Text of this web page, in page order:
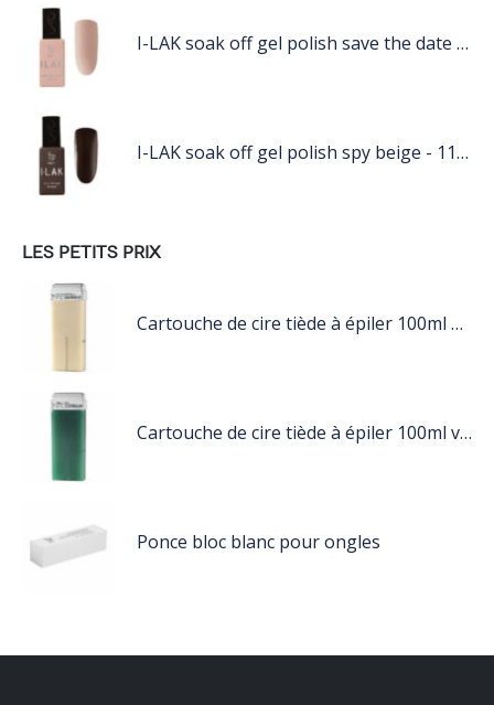
I-LAK soak off gel polish save the date - 11ml
I-LAK soak off gel polish spy beige - 11ml
LES PETITS PRIX
Cartouche de cire tiède à épiler 100ml nacré
Cartouche de cire tiède à épiler 100ml vert
Ponce bloc blanc pour ongles